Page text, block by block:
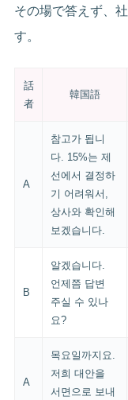
その場で答えず、
す。
話
者
韓国語
A
참고가 됩니
다. 15%는 제
선에서 결정하
기 어려워서,
상사와 확인해
보겠습니다.
B
알겠습니다.
언제쯤 답변
주실 수 있나
요?
A
목요일까지요.
저희 대안을
서면으로 보내